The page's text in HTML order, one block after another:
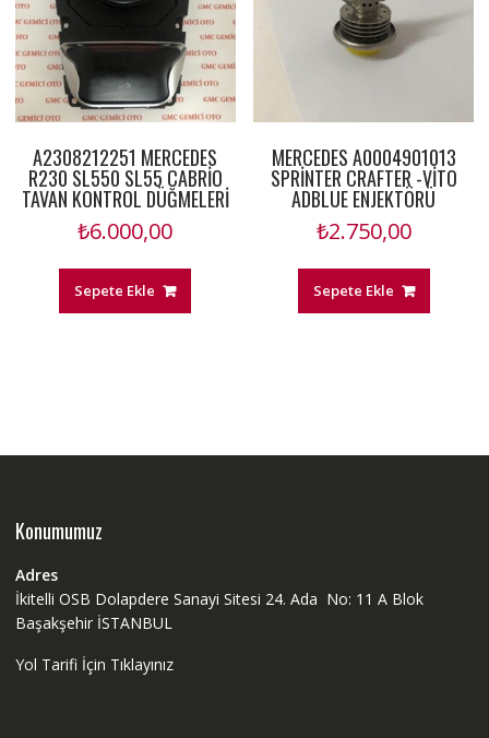
A2308212251 MERCEDES
R230 SL550 SL55 CABRİO
TAVAN KONTROL DÜĞMELERİ
₺6.000,00
Sepete Ekle
MERCEDES A0004901013
SPRİNTER CRAFTER -VİTO
ADBLUE ENJEKTÖRÜ
₺2.750,00
Sepete Ekle
Konumumuz
Adres
İkitelli OSB Dolapdere Sanayi Sitesi 24. Ada No: 11 A Blok
Başakşehir İSTANBUL
Yol Tarifi İçin Tıklayınız